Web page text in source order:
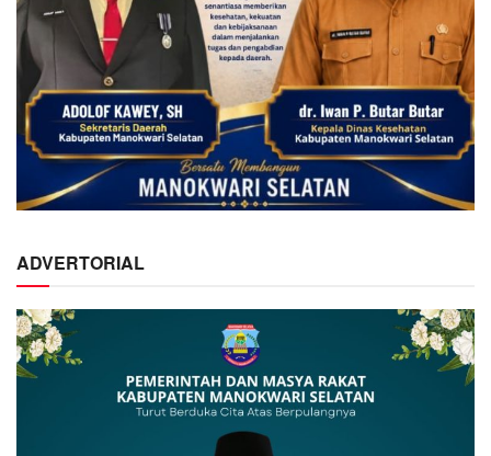
ADVERTORIAL